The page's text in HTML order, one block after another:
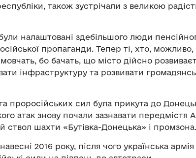
також зустрічали з великою
налаштовані здебільшого люди
пропаганди. Тепер ті, хто, можливо,
бо бачать, що місто дійсно
інфраструктуру та розвивати
проросійських сил була прикута до
атак знову почали зазнавати передмістя
ствол шахти «Бутівка-Донецька» і промзона.
2016 року, після чого українська армія